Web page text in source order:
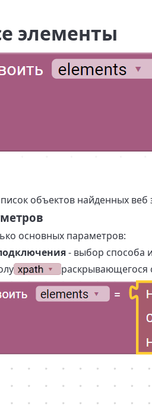
элементы
объектов найденных веб
основных параметров:
- выбор способа
раскрывающегося